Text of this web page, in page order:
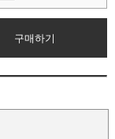
구매하기